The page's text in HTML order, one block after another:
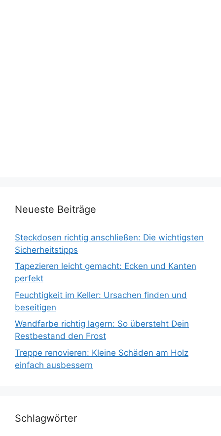
Neueste Beiträge
Steckdosen richtig anschließen: Die wichtigsten
Sicherheitstipps
Tapezieren leicht gemacht: Ecken und Kanten
perfekt
Feuchtigkeit im Keller: Ursachen finden und
beseitigen
Wandfarbe richtig lagern: So übersteht Dein
Restbestand den Frost
Treppe renovieren: Kleine Schäden am Holz
einfach ausbessern
Schlagwörter